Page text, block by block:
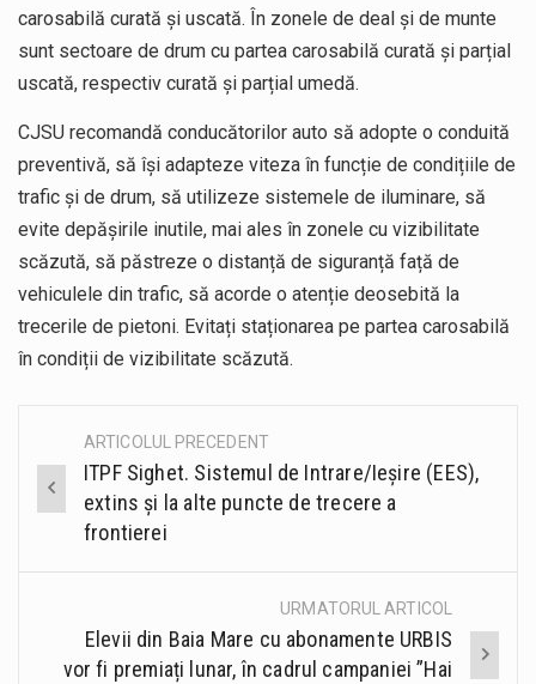
carosabilă curată și uscată. În zonele de deal și de munte
sunt sectoare de drum cu partea carosabilă curată și parțial
uscată, respectiv curată și parțial umedă.
CJSU recomandă conducătorilor auto să adopte o conduită
preventivă, să își adapteze viteza în funcție de condițiile de
trafic și de drum, să utilizeze sistemele de iluminare, să
evite depășirile inutile, mai ales în zonele cu vizibilitate
scăzută, să păstreze o distanță de siguranță față de
vehiculele din trafic, să acorde o atenție deosebită la
trecerile de pietoni. Evitați staționarea pe partea carosabilă
în condiții de vizibilitate scăzută.
Post
navigation
ARTICOLUL PRECEDENT
ITPF Sighet. Sistemul de Intrare/Ieșire (EES),
extins și la alte puncte de trecere a
frontierei
URMATORUL ARTICOL
Elevii din Baia Mare cu abonamente URBIS
vor fi premiați lunar, în cadrul campaniei ”Hai